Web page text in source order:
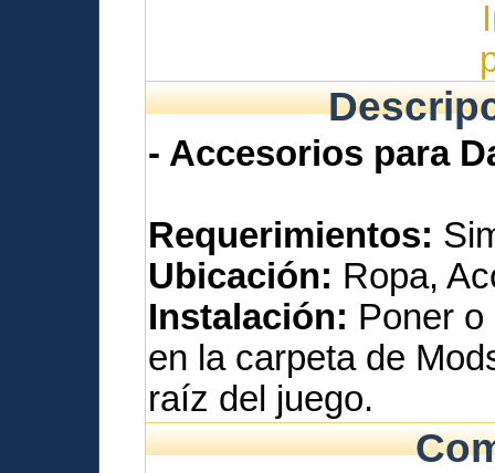
- Accesorios para
Requerimientos:
Ubicación: Ropa,
Instalación: Poner
en la carpeta de
raíz del juego.